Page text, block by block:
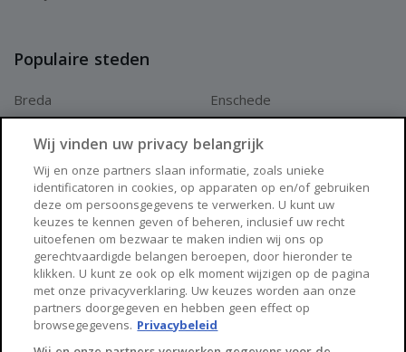
Populaire steden
Breda
Arnhem
Enschede
Zwolle
Huisnet
Over Huisnet
Algemene voorwaarden
Privacybeleid
Wij vinden uw privacy belangrijk
Wij en onze partners slaan informatie, zoals unieke
identificatoren in cookies, op apparaten op en/of gebruiken
deze om persoonsgegevens te verwerken. U kunt uw
keuzes te kennen geven of beheren, inclusief uw recht
uitoefenen om bezwaar te maken indien wij ons op
gerechtvaardigde belangen beroepen, door hieronder te
klikken. U kunt ze ook op elk moment wijzigen op de pagina
met onze privacyverklaring. Uw keuzes worden aan onze
partners doorgegeven en hebben geen effect op
browsegegevens. Privacybeleid